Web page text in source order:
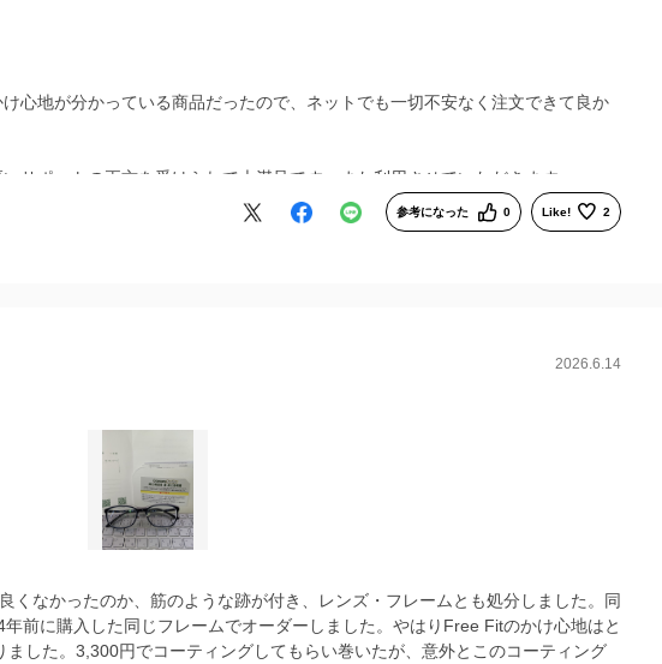
心地が分かっている商品だったので、ネットでも一切不安なく注文できて良か
ポートの両方を受けられて大満足です。また利用させていただきます。
参考になった 0 Like! 2
2026.6.14
なかったのか、筋のような跡が付き、レンズ・フレームとも処分しました。同
前に購入した同じフレームでオーダーしました。やはりFree Fitのかけ心地はと
した。3,300円でコーティングしてもらい巻いたが、意外とこのコーティング